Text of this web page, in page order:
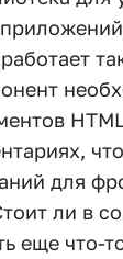
для
ли в
еще что-